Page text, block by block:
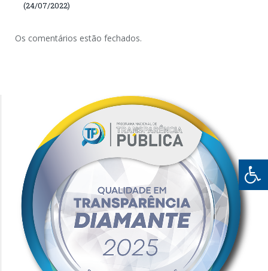
(24/07/2022)
Os comentários estão fechados.